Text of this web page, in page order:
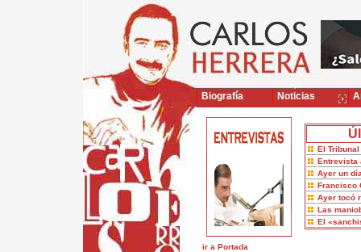
El
Entrevista
Ayer un
Francisco
Ayer tocó
Las
El
ir a Portada
Biografía Noticias